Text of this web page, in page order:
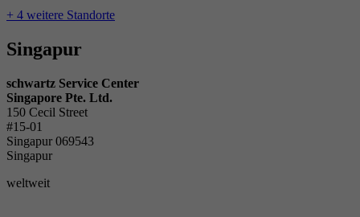
+ 4 weitere Standorte
Singapur
schwartz Service Center
Singapore Pte. Ltd.
150 Cecil Street
#15-01
Singapur 069543
Singapur
weltweit